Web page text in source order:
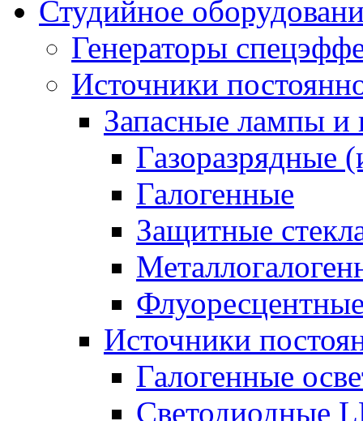
Студийное
Генераторы
Источники
Запасные лампы и
Газоразрядные
Галогенные
Защитные
Источники
Галогенные
Светодиодные